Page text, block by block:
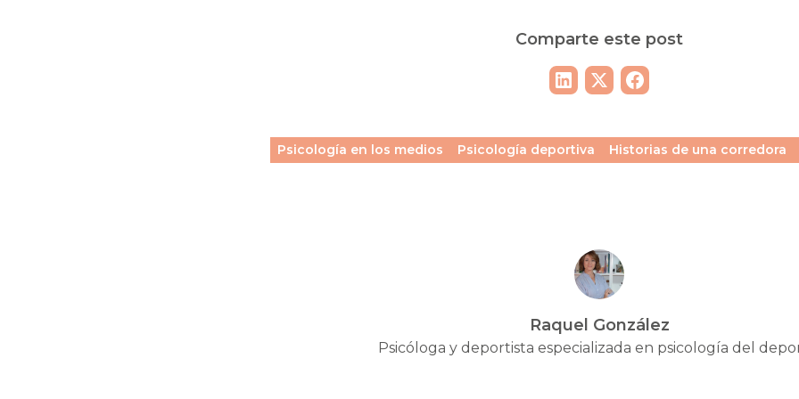
Comparte este post
Psicología en los medios Psicología deportiva Historias de una corredora
Raquel González
Psicóloga y deportista especializada en psicología del